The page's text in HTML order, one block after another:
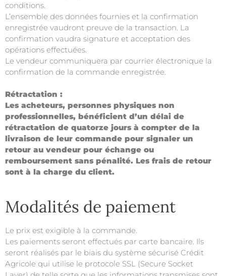
conditions.
L’ensemble des données fournies et la confirmation
enregistrée vaudront preuve de la transaction. La
confirmation vaudra signature et acceptation des
opérations effectuées.
Le vendeur communiquera par courrier électronique la
confirmation de la commande enregistrée.
Rétractation :
Les acheteurs, personnes physiques non
professionnelles, bénéficient d’un délai de
rétractation de quatorze jours à compter de la
livraison de leur commande pour signaler un
retour au vendeur pour échange ou
remboursement sans pénalité. Les frais de retour
sont à la charge du client.
Modalités de paiement
Le prix est exigible à la commande.
Les paiements seront effectués par carte bancaire. Ils
seront réalisés par le biais du système sécurisé Crédit
Agricole qui utilise le protocole SSL (Secure Socket